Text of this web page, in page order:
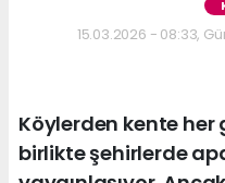
15.03.2026 - 08:33,
Köylerden kente
birlikte şehirlerde